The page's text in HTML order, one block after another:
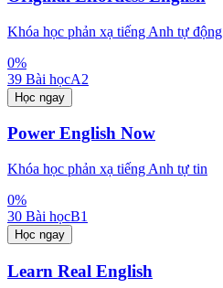
Khóa học phản xạ tiếng Anh tự động
0%
39 Bài họcA2
Học ngay
Power English Now
Khóa học phản xạ tiếng Anh tự tin
0%
30 Bài họcB1
Học ngay
Learn Real English